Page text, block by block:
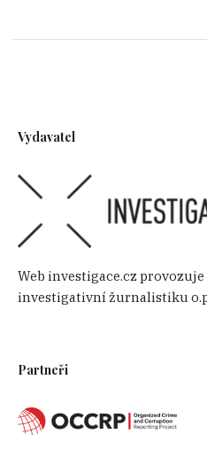
Vydavatel
Web investigace.cz
investigativní žurnalistiku
Partneři